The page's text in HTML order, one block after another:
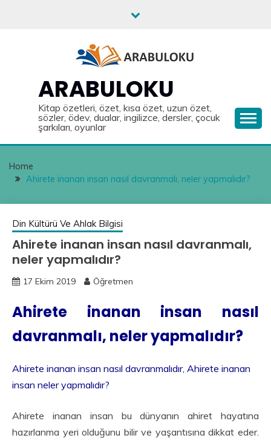
ARABULOKU
Kitap özetleri, özet, kısa özet, uzun özet,
sözler, ödev, dualar, ingilizce, dersler, çocuk
şarkıları, oyunlar
Home
Ahirete inanan insan nasıl davranmalı, neler yapmalıdır?
Din Kültürü Ve Ahlak Bilgisi
Ahirete inanan insan nasıl davranmalı,
neler yapmalıdır?
17 Ekim 2019 Öğretmen
Ahirete inanan insan nasıl
davranmalı, neler yapmalıdır?
Ahirete inanan insan nasıl davranmalıdır, Ahirete inanan
insan neler yapmalıdır?
Ahirete inanan insan bu dünyanın ahiret hayatına
hazırlanma yeri olduğunu bilir ve yaşantısına dikkat eder.